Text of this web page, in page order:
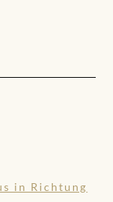
in Richtung